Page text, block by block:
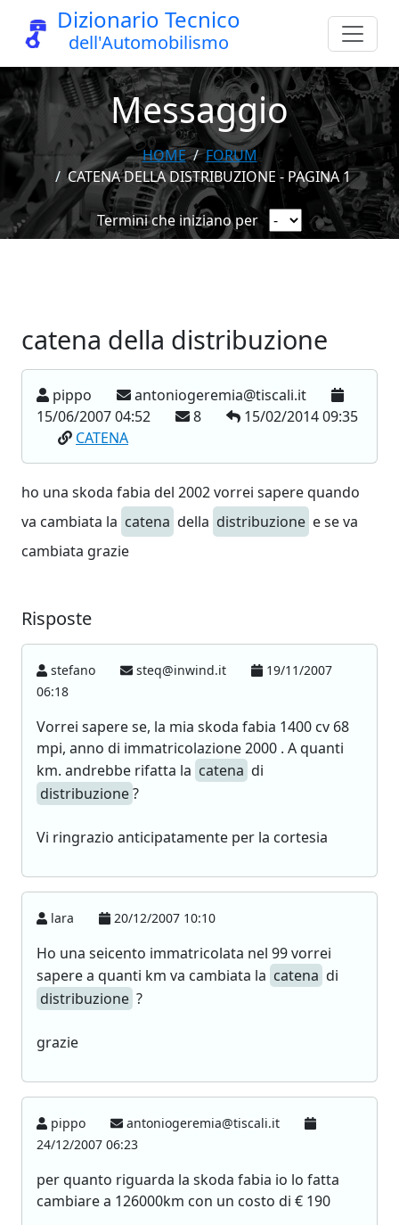
Dizionario Tecnico
dell'Automobilismo
Messaggio
HOME
FORUM
CATENA DELLA DISTRIBUZIONE - PAGINA 1
Termini che iniziano per
catena della distribuzione
pippo
antoniogeremia@tiscali.it
15/06/2007 04:52
8
15/02/2014 09:35
CATENA
ho una skoda fabia del 2002 vorrei sapere quando
va cambiata la catena della distribuzione e se va
cambiata grazie
Risposte
stefano steq@inwind.it
19/11/2007
06:18
Vorrei sapere se, la mia skoda fabia 1400 cv 68
mpi, anno di immatricolazione 2000 . A quanti
km. andrebbe rifatta la catena di
distribuzione?
Vi ringrazio anticipatamente per la cortesia
lara 20/12/2007 10:10
Ho una seicento immatricolata nel 99 vorrei
sapere a quanti km va cambiata la catena di
distribuzione ?
grazie
pippo
antoniogeremia@tiscali.it
24/12/2007 06:23
per quanto riguarda la skoda fabia io lo fatta
cambiare a 126000km con un costo di € 190